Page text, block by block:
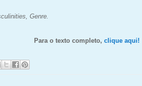
Genre.
Para o texto completo, clique aqui!